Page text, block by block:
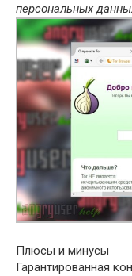
персональных
Плюсы и минусы
Гарантированная